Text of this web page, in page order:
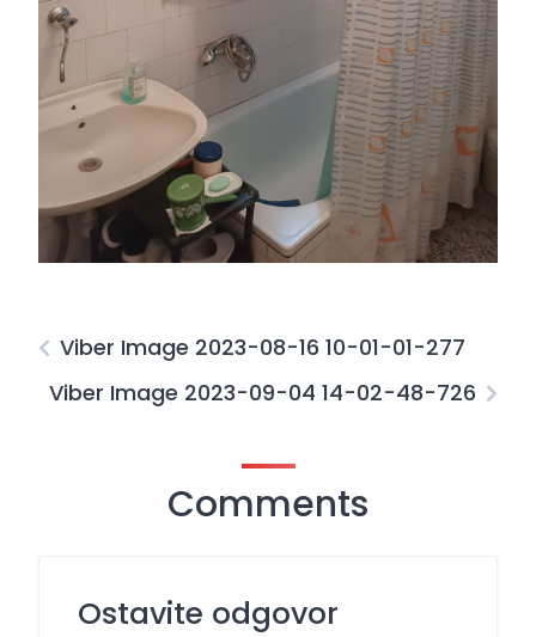
Viber Image 2023-08-16 10-01-01-277
Viber Image 2023-09-04 14-02-48-726
Comments
Ostavite odgovor